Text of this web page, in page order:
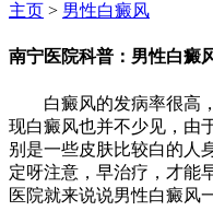
主页 > 男性白癜风
南宁医院科普：男性白癜
白癜风的发病率很高，
现白癜风也并不少见，由
别是一些皮肤比较白的人
定呀注意，早治疗，才能
医院就来说说男性白癜风